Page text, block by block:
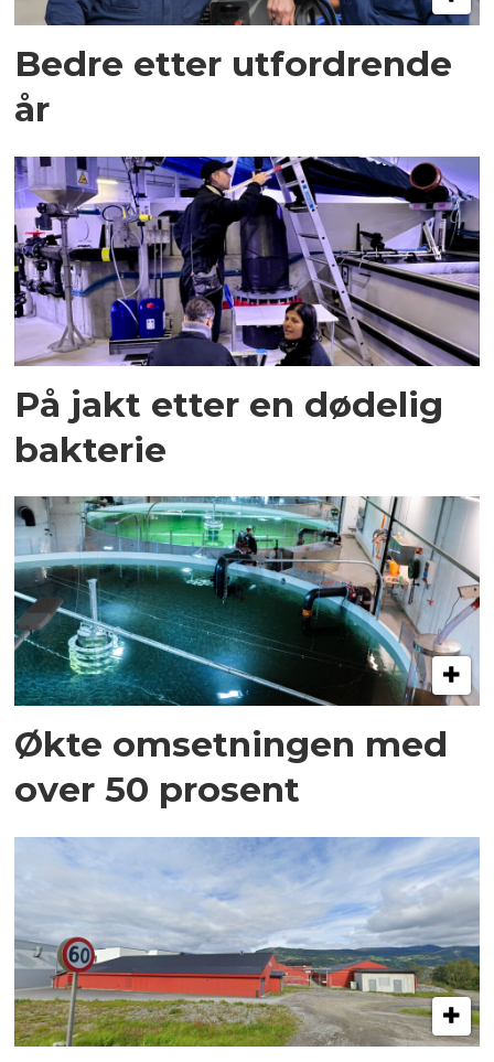
Bedre etter utfordrende
år
På jakt etter en dødelig
bakterie
Økte omsetningen med
over 50 prosent